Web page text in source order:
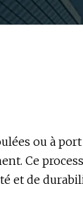
ou à
Ce
et de